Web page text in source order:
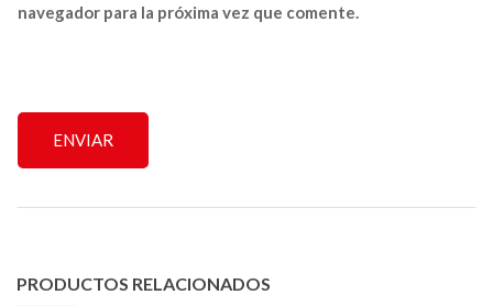
navegador para la próxima vez que comente.
PRODUCTOS RELACIONADOS